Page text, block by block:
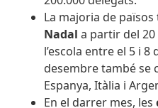
La majoria de
Nadal a partir del
l’escola entre el 5 i 8
desembre també se
Espanya, Itàlia i
En el darrer mes, les